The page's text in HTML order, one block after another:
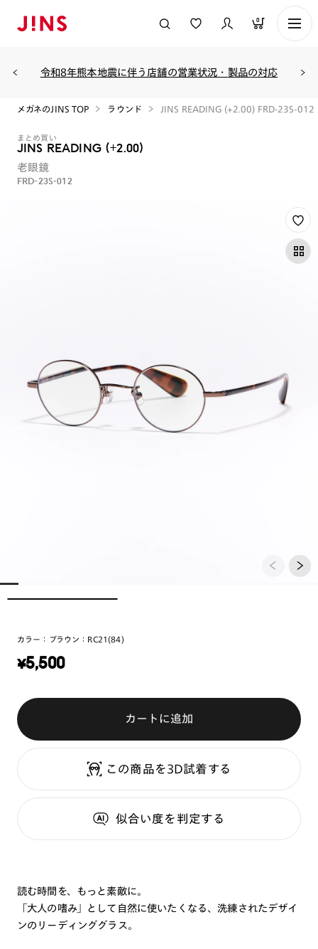
0
令和8年熊本地震に伴う店舗の営業状況・製品の対応
メガネのJINS TOP ラウンド JINS READING (+2.00) FRD-23S-012
まとめ買い
JINS READING (+2.00)
老眼鏡
FRD-23S-012
カラー： ブラウン：RC21(84)
¥5,500
カートに追加
この商品を3D試着する
似合い度を判定する
読む時間を、もっと素敵に。
「大人の嗜み」として自然に使いたくなる、洗練されたデザイ
ンのリーディンググラス。